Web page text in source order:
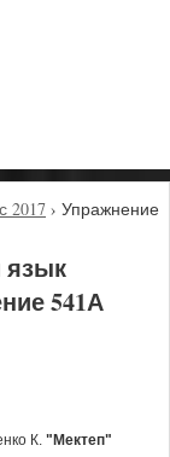
2017 › Упражнение
541А
К. "Мектеп"